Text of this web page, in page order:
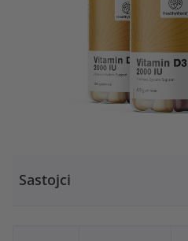
Sastojci